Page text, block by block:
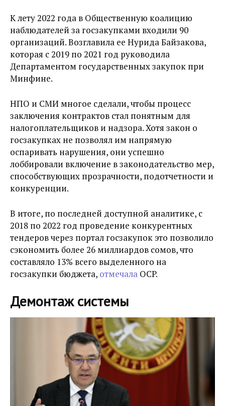
К лету 2022 года в Общественную коалицию
наблюдателей за госзакупками входили 90
организаций. Возглавила ее Нурида Байзакова,
которая с 2019 по 2021 год руководила
Департаментом государственных закупок при
Минфине.
НПО и СМИ многое сделали, чтобы процесс
заключения контрактов стал понятным для
налогоплательщиков и надзора. Хотя закон о
госзакупках не позволял им напрямую
оспаривать нарушения, они успешно
лоббировали включение в законодательство мер,
способствующих прозрачности, подотчетности и
конкуренции.
В итоге, по последней доступной аналитике, с
2018 по 2022 год проведение конкурентных
тендеров через портал госзакупок это позволило
сэкономить более 26 миллиардов сомов, что
составляло 13% всего выделенного на
госзакупки бюджета, отмечала OCP.
Демонтаж системы